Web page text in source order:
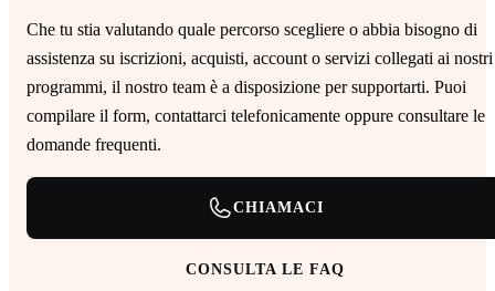
Che tu stia valutando quale percorso scegliere o abbia bisogno di
assistenza su iscrizioni, acquisti, account o servizi collegati ai nostri
programmi, il nostro team è a disposizione per supportarti. Puoi
compilare il form, contattarci telefonicamente oppure consultare le
domande frequenti.
CHIAMACI
CONSULTA LE FAQ